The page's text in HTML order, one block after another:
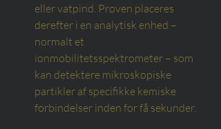
eller vatpind. Prøven placeres
derefter i en analytisk enhed –
normalt et
ionmobilitetsspektrometer – som
kan detektere mikroskopiske
partikler af specifikke kemiske
forbindelser inden for få sekunder.